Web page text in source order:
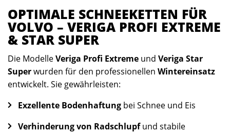
OPTIMALE SCHNEEKETTEN FÜR
VOLVO – VERIGA PROFI EXTREME
& STAR SUPER
Die ModelleVeriga Profi Extreme und Veriga Star
Superwurden für den professionellen Wintereinsatz
entwickelt. Sie gewährleisten:
Exzellente Bodenhaftung bei Schnee und Eis
Verhinderung von Radschlupfund stabile